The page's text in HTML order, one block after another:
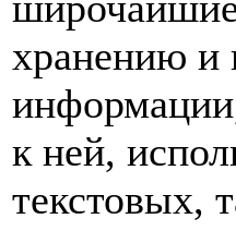
хранению и
к ней,
текстовых,